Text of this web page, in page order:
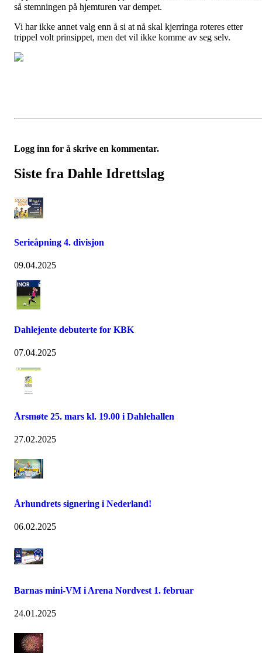
så stemningen på hjemturen var dempet.
Vi har ikke annet valg enn å si at nå skal kjerringa roteres etter
trippel volt prinsippet, men det vil ikke komme av seg selv.
Logg inn for å skrive en kommentar.
Siste fra Dahle Idrettslag
Serieåpning 4. divisjon
09.04.2025
Dahlejente debuterte for KBK
07.04.2025
Årsmøte 25. mars kl. 19.00 i Dahlehallen
27.02.2025
Århundrets signering i Nederland!
06.02.2025
Barnas mini-VM i Arena Nordvest 1. februar
24.01.2025